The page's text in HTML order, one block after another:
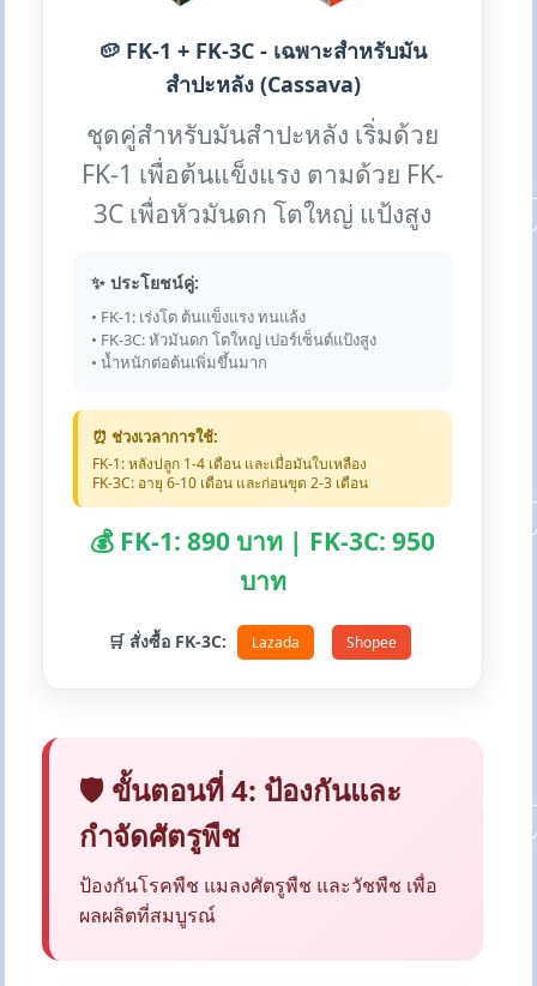
🥔 FK-1 + FK-3C - เฉพาะสำหรับมัน
สำปะหลัง (Cassava)
ชุดคู่สำหรับมันสำปะหลัง เริ่มด้วย
FK-1 เพื่อต้นแข็งแรง ตามด้วย FK-
3C เพื่อหัวมันดก โตใหญ่ แป้งสูง
✨ ประโยชน์คู่:
• FK-1: เร่งโต ต้นแข็งแรง ทนแล้ง
• FK-3C: หัวมันดก โตใหญ่ เปอร์เซ็นต์แป้งสูง
• น้ำหนักต่อต้นเพิ่มขึ้นมาก
⏰ ช่วงเวลาการใช้:
FK-1: หลังปลูก 1-4 เดือน และเมื่อมันใบเหลือง
FK-3C: อายุ 6-10 เดือน และก่อนขุด 2-3 เดือน
💰 FK-1: 890 บาท | FK-3C: 950
บาท
🛒 สั่งซื้อ FK-3C: Lazada Shopee
🛡️ ขั้นตอนที่ 4: ป้องกันและ
กำจัดศัตรูพืช
ป้องกันโรคพืช แมลงศัตรูพืช และวัชพืช เพื่อ
ผลผลิตที่สมบูรณ์